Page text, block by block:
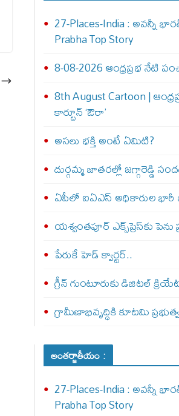
27-Places-India : అవ‌న్నీ
Prabha Top Story
8-08-2026 ఆంధ్రప్రభ నేటి
8th August Cartoon |
కార్టూన్ ‘ఔరా’
అసలు భక్తి అంటే ఏమిటి?
దుర్గమ్మ జాతరల్లో జగ్గారెడ్డి
ఏపీలో ఐఏఎస్ అధికారుల భారీ
యశ్వంతపూర్ ఎక్స్‌ప్రెస్‌కు
పేరుకే హెడ్ క్వార్టర్..
గ్రీన్ గుంటూరుకు డిజిటల్
గ్రామీణాభివృద్ధికి కూటమి
అంతర్జాతీయం :
27-Places-India : అవ‌న్నీ
Prabha Top Story